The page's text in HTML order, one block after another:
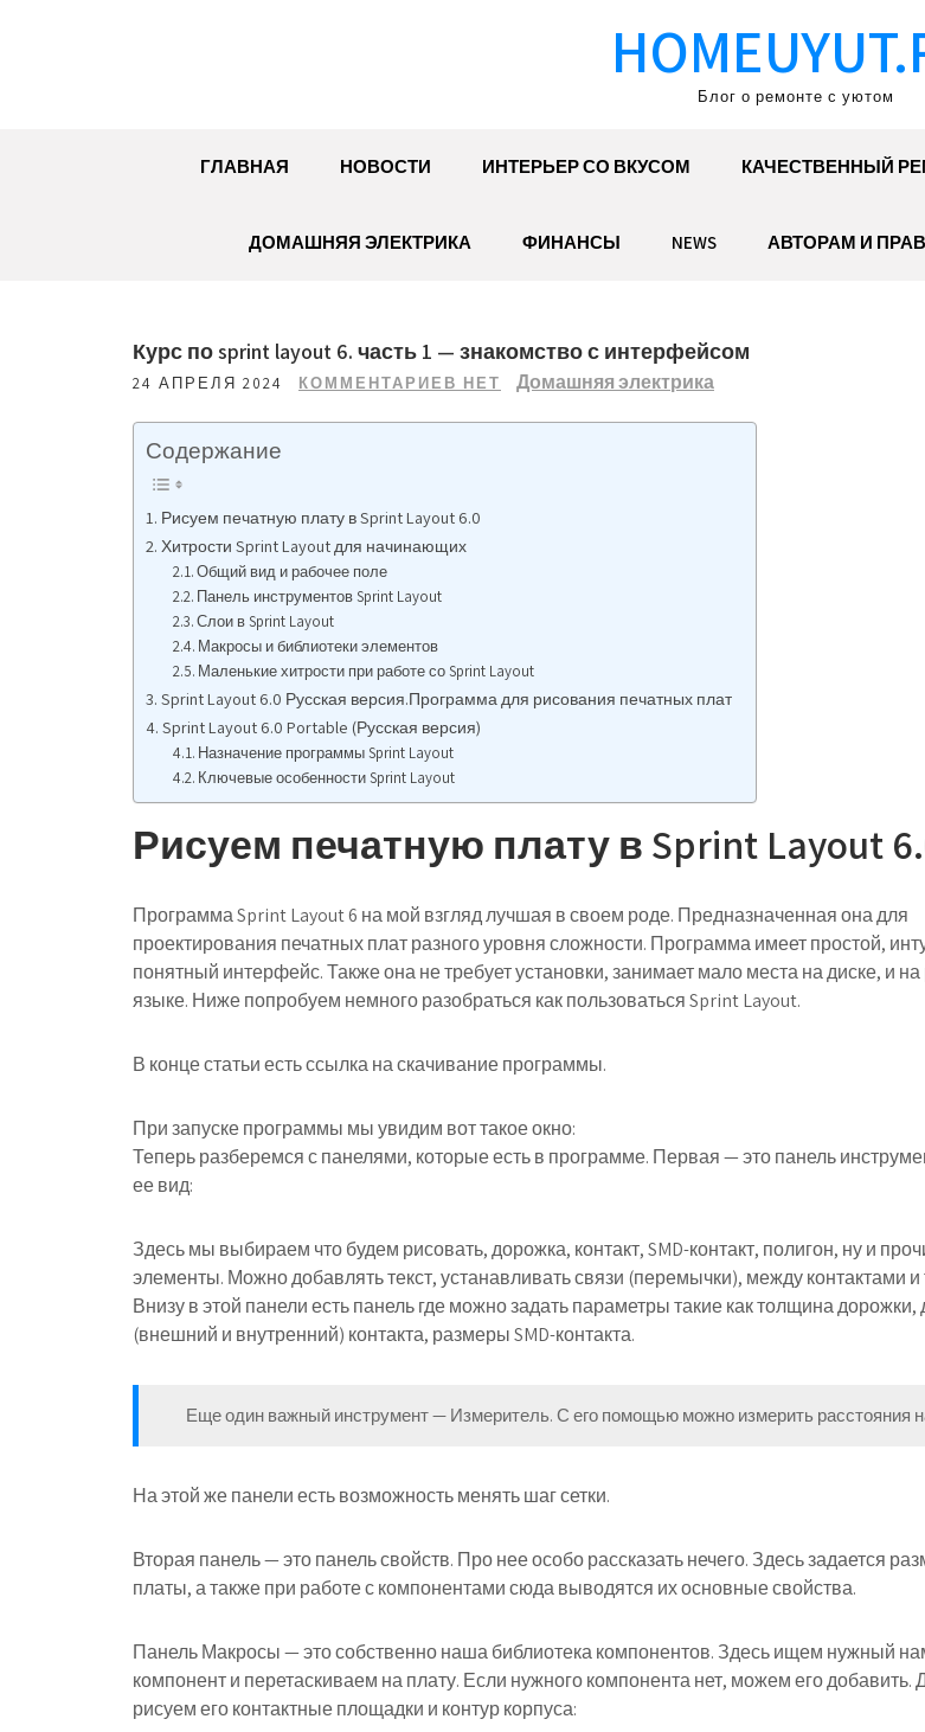
Блог о ремонте с уютом
ГЛАВНАЯ НОВОСТИ ИНТЕРЬЕР СО ВКУСОМ КАЧЕСТВЕННЫЙ
ДОМАШНЯЯ ЭЛЕКТРИКА ФИНАНСЫ NEWS АВТОРАМ И
Курс по sprint layout 6. часть 1 — знакомство с интерфейсом
24 АПРЕЛЯ 2024 КОММЕНТАРИЕВ НЕТ Домашняя электрика
Содержание
Рисуем печатную плату в Sprint Layout 6.0
Хитрости Sprint Layout для начинающих
Общий вид и рабочее поле
Панель инструментов Sprint Layout
Слои в Sprint Layout
Макросы и библиотеки элементов
Маленькие хитрости при работе со Sprint Layout
Sprint Layout 6.0 Русская версия.Программа для рисования печатных плат
Sprint Layout 6.0 Portable (Русская версия)
Назначение программы Sprint Layout
Ключевые особенности Sprint Layout
Рисуем печатную плату в Sprint Layout
Программа Sprint Layout 6 на мой взгляд лучшая в своем роде. Предназначенная она для
проектирования печатных плат разного уровня сложности. Программа имеет простой,
понятный интерфейс. Также она не требует установки, занимает мало места на диске, и на
языке. Ниже попробуем немного разобраться как пользоваться Sprint Layout.
В конце статьи есть ссылка на скачивание программы.
При запуске программы мы увидим вот такое окно:
Теперь разберемся с панелями, которые есть в программе. Первая — это панель
ее вид:
Здесь мы выбираем что будем рисовать, дорожка, контакт, SMD-контакт, полигон, ну и
элементы. Можно добавлять текст, устанавливать связи (перемычки), между контактами и
Внизу в этой панели есть панель где можно задать параметры такие как толщина дорожки,
(внешний и внутренний) контакта, размеры SMD-контакта.
Еще один важный инструмент — Измеритель. С его помощью можно измерить расстояния
На этой же панели есть возможность менять шаг сетки.
Вторая панель — это панель свойств. Про нее особо рассказать нечего. Здесь задается
платы, а также при работе с компонентами сюда выводятся их основные свойства.
Панель Макросы — это собственно наша библиотека компонентов. Здесь ищем нужный
компонент и перетаскиваем на плату. Если нужного компонента нет, можем его добавить.
рисуем его контактные площадки и контур корпуса: